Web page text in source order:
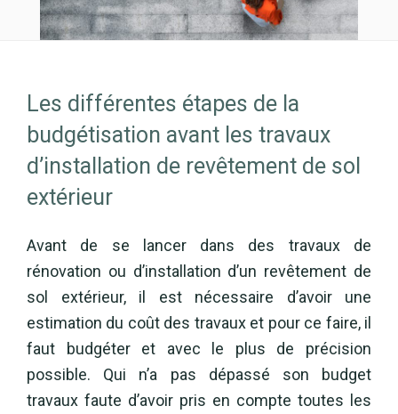
Les différentes étapes de la
budgétisation avant les travaux
d’installation de revêtement de sol
extérieur
Avant de se lancer dans des travaux de
rénovation ou d’installation d’un revêtement de
sol extérieur, il est nécessaire d’avoir une
estimation du coût des travaux et pour ce faire, il
faut budgéter et avec le plus de précision
possible. Qui n’a pas dépassé son budget
travaux faute d’avoir pris en compte toutes les